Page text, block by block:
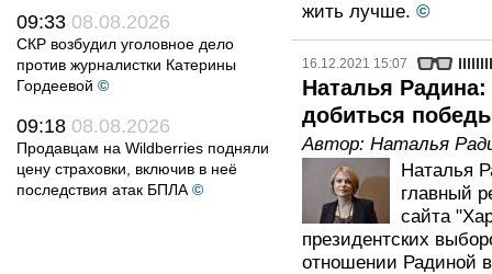
09:33 08.08.2026
СКР возбудил уголовное дело
против журналистки Катерины
Гордеевой ©
09:18 08.08.2026
Продавцам на Wildberries подняли
цену страховки, включив в неё
последствия атак БПЛА ©
жить лучше. ©
16.12.2021 15:07
Наталья
добиться
Автор: Наталья
Наталья
главный
сайта
президентских
отношении Радиной